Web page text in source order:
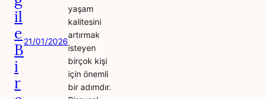
il
e
B
i
r
21/01/2026
yaşam
kalitesini
artırmak
isteyen
birçok kişi
için önemli
bir adımdır.